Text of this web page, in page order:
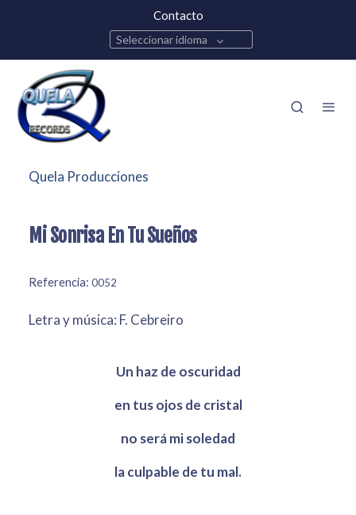
Contacto
Seleccionar idioma
Quela Producciones
Mi Sonrisa En Tu Sueños
Referencia: 0052
Letra y música: F. Cebreiro
Un haz de oscuridad
en tus ojos de cristal
no será mi soledad
la culpable de tu mal.